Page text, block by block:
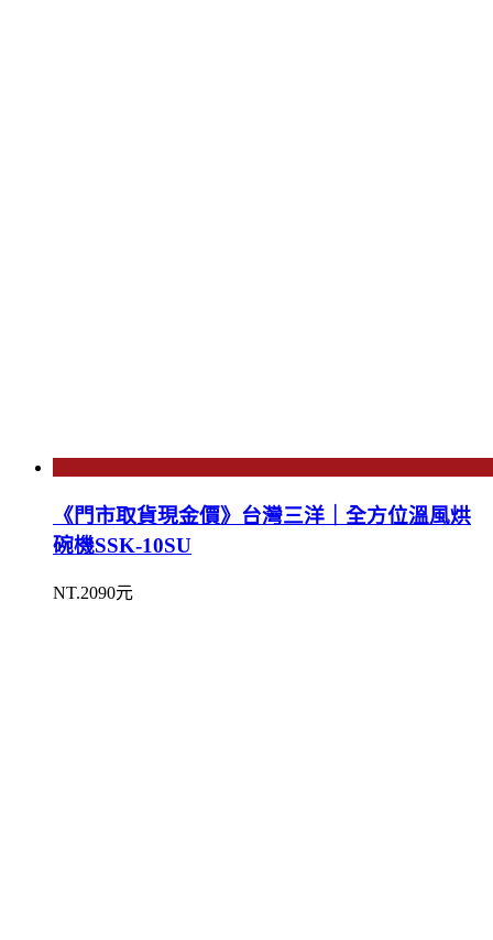
《門市取貨現金價》台灣三洋｜全方位溫風烘
碗機SSK-10SU
NT.2090元